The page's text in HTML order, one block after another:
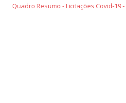
Quadro Resumo - Licitações Covid-19 -